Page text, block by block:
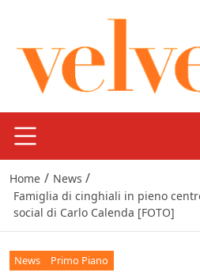
Home / News /
Famiglia di cinghiali in pieno
social di Carlo Calenda [FOTO]
News Primo Piano